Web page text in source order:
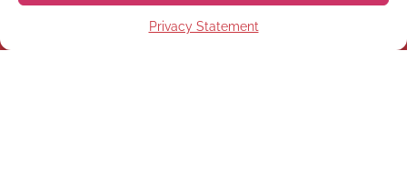
Privacy Statement
NEWSLETTER
Inscreva-se em nossa